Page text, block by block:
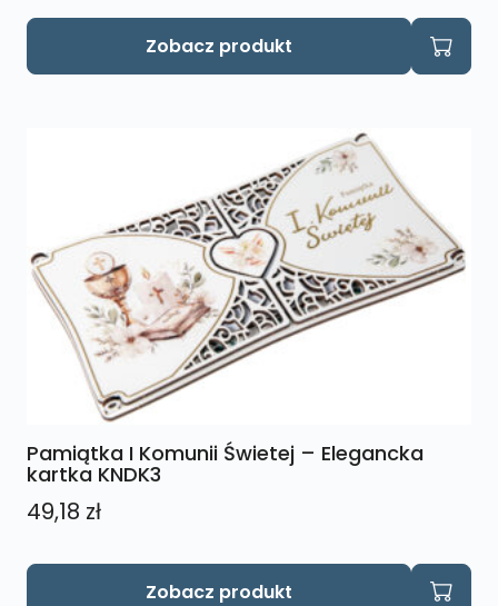
Zobacz produkt
Pamiątka I Komunii Świetej – Elegancka
kartka KNDK3
49,18 zł
Zobacz produkt